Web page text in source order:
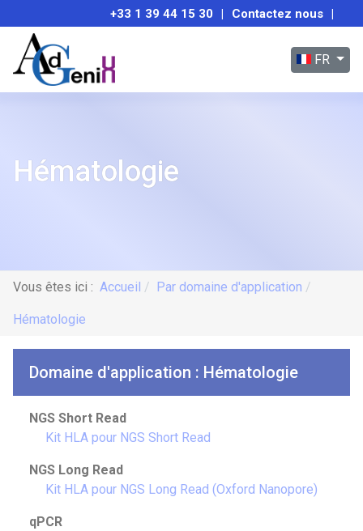
+33 1 39 44 15 30 | Contactez nous |
FR
Hématologie
Vous êtes ici : Accueil Par domaine d'application
Hématologie
Domaine d'application : Hématologie
NGS Short Read
Kit HLA pour NGS Short Read
NGS Long Read
Kit HLA pour NGS Long Read (Oxford Nanopore)
qPCR